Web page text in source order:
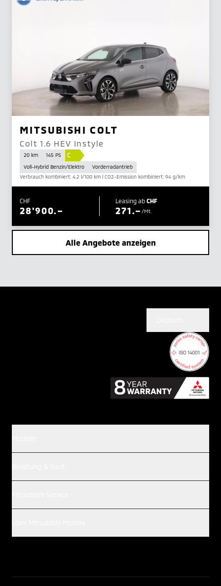
MITSUBISHI COLT
Colt 1.6 HEV Instyle
20 km 145 PS C
Voll-Hybrid Benzin/Elektro
Vorderradantrieb
Verbrauch kombiniert: 4.2 l/100 km | CO2-Emission kombiniert: 94 g/km
CHF
28'900.–
Leasing abCHF
271.–/Mt.
Alle Angebote anzeigen